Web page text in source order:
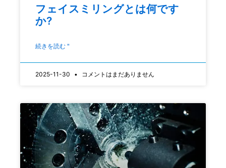
フェイスミリングとは何です
か?
続きを読む "
2025-11-30 コメントはまだありません